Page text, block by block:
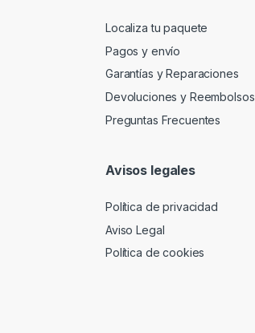
Localiza tu paquete
Pagos y envío
Garantías y Reparaciones
Devoluciones y Reembolsos
Preguntas Frecuentes
Avisos legales
Política de privacidad
Aviso Legal
Política de cookies